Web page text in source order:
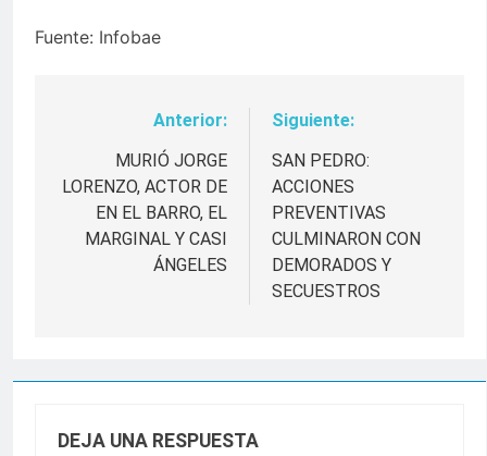
Fuente: Infobae
Navegación
entradas
Anterior:
MURIÓ JORGE
LORENZO, ACTOR DE
EN EL BARRO, EL
MARGINAL Y CASI
ÁNGELES
Siguiente:
SAN PEDRO:
ACCIONES
PREVENTIVAS
CULMINARON CON
DEMORADOS Y
SECUESTROS
DEJA UNA RESPUESTA